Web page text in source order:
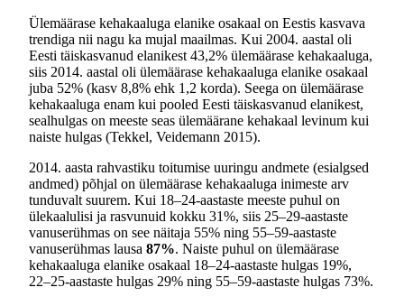
Ülemäärase kehakaaluga elanike osakaal on Eestis kasvava
trendiga nii nagu ka mujal maailmas. Kui 2004. aastal oli
Eesti täiskasvanud elanikest 43,2% ülemäärase kehakaaluga,
siis 2014. aastal oli ülemäärase kehakaaluga elanike osakaal
juba 52% (kasv 8,8% ehk 1,2 korda). Seega on ülemäärase
kehakaaluga enam kui pooled Eesti täiskasvanud elanikest,
sealhulgas on meeste seas ülemäärane kehakaal levinum kui
naiste hulgas (Tekkel, Veidemann 2015).
2014. aasta rahvastiku toitumise uuringu andmete (esialgsed
andmed) põhjal on ülemäärase kehakaaluga inimeste arv
tunduvalt suurem. Kui 18–24-aastaste meeste puhul on
ülekaalulisi ja rasvunuid kokku 31%, siis 25–29-aastaste
vanuserühmas on see näitaja 55% ning 55–59-aastaste
vanuserühmas lausa 87%. Naiste puhul on ülemäärase
kehakaaluga elanike osakaal 18–24-aastaste hulgas 19%,
22–25-aastaste hulgas 29% ning 55–59-aastaste hulgas 73%.